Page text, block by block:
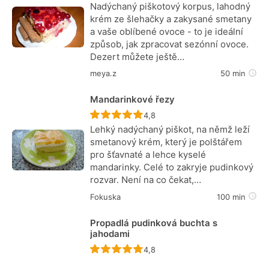
Nadýchaný piškotový korpus, lahodný
krém ze šlehačky a zakysané smetany
a vaše oblíbené ovoce - to je ideální
způsob, jak zpracovat sezónní ovoce.
Dezert můžete ještě…
meya.z 50 min
Mandarinkové řezy
Recept ještě nebyl hodnocen
4,8
Lehký nadýchaný piškot, na němž leží
smetanový krém, který je polštářem
pro šťavnaté a lehce kyselé
mandarinky. Celé to zakryje pudinkový
rozvar. Není na co čekat,…
Fokuska 100 min
Propadlá pudinková buchta s
jahodami
Recept ještě nebyl hodnocen
4,8